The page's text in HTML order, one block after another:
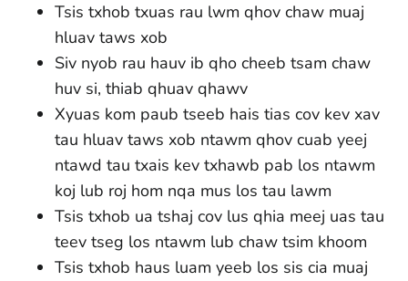
Tsis txhob txuas rau lwm qhov chaw muaj
hluav taws xob
Siv nyob rau hauv ib qho cheeb tsam chaw
huv si, thiab qhuav qhawv
Xyuas kom paub tseeb hais tias cov kev xav
tau hluav taws xob ntawm qhov cuab yeej
ntawd tau txais kev txhawb pab los ntawm
koj lub roj hom nqa mus los tau lawm
Tsis txhob ua tshaj cov lus qhia meej uas tau
teev tseg los ntawm lub chaw tsim khoom
Tsis txhob haus luam yeeb los sis cia muaj